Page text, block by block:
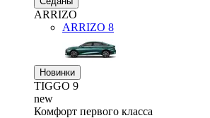
ARRIZO
ARRIZO 8
Новинки
TIGGO 9
new
Комфорт первого класса